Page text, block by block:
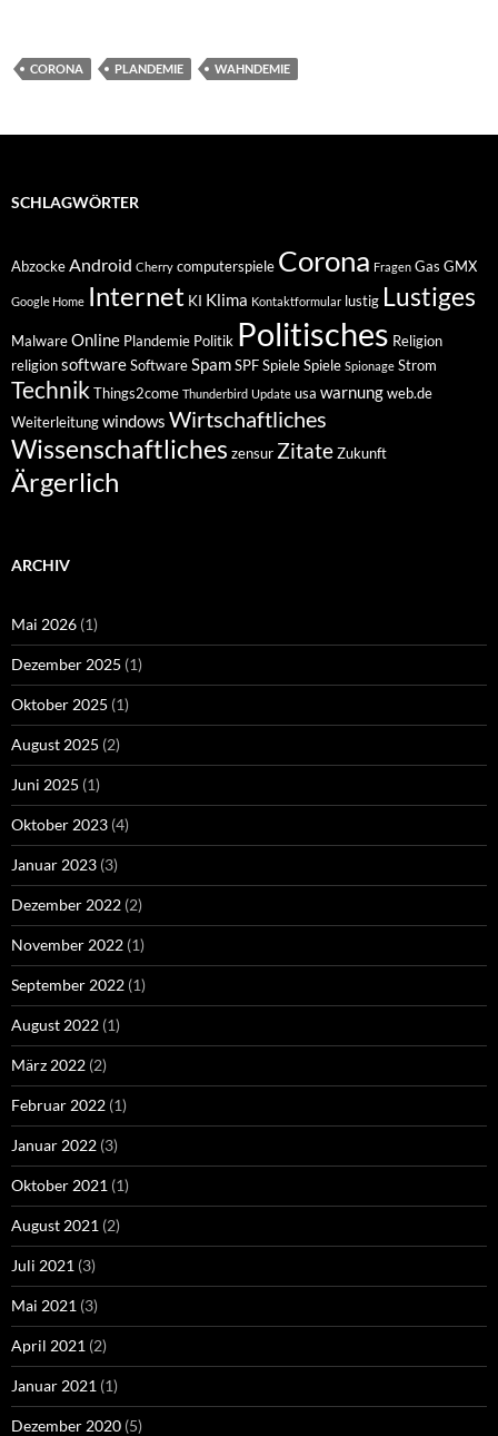
CORONA PLANDEMIE WAHNDEMIE
SCHLAGWÖRTER
AbzockeAndroid Cherry computerspiele Corona Fragen Gas GMX
Google Home Internet KI Klima Kontaktformular lustig Lustiges
MalwareOnline Plandemie Politik Politisches Religion
religionsoftwareSoftwareSpamSPFSpieleSpiele Spionage Strom
TechnikThings2come Thunderbird Update usa warnungweb.de
Weiterleitungwindows Wirtschaftliches
Wissenschaftliches zensur ZitateZukunft
Ärgerlich
ARCHIV
Mai 2026 (1)
Dezember 2025 (1)
Oktober 2025 (1)
August 2025 (2)
Juni 2025 (1)
Oktober 2023 (4)
Januar 2023 (3)
Dezember 2022 (2)
November 2022 (1)
September 2022 (1)
August 2022 (1)
März 2022 (2)
Februar 2022 (1)
Januar 2022 (3)
Oktober 2021 (1)
August 2021 (2)
Juli 2021 (3)
Mai 2021 (3)
April 2021 (2)
Januar 2021 (1)
Dezember 2020 (5)